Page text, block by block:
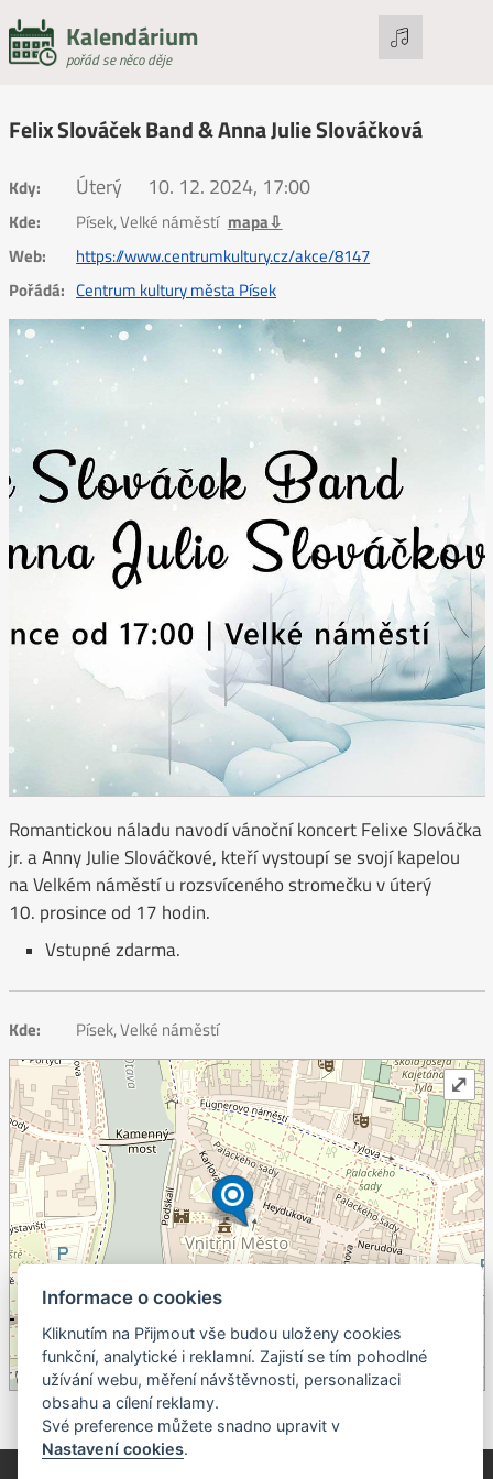
Kalendárium
pořád se něco děje
Felix Slováček Band & Anna Julie Slováčková
Kdy: Úterý 10. 12. 2024, 17:00
Kde: Písek, Velké náměstí mapa⇩
Web:
https://www.centrumkultury.cz/akce/8147
Pořádá: Centrum kultury města Písek
Romantickou náladu navodí vánoční koncert Felixe Slováčka
jr. a Anny Julie Slováčkové, kteří vystoupí se svojí kapelou
na Velkém náměstí u rozsvíceného stromečku v úterý
10. prosince od 17 hodin.
Vstupné zdarma.
Kde: Písek, Velké náměstí
©OpenStreetMapcontributors.
⤢
Informace o cookies
Kliknutím na Přijmout vše budou uloženy cookies
funkční, analytické i reklamní. Zajistí se tím pohodlné
užívání webu, měření návštěvnosti, personalizaci
obsahu a cílení reklamy.
Své preference můžete snadno upravit v
Nastavení cookies.